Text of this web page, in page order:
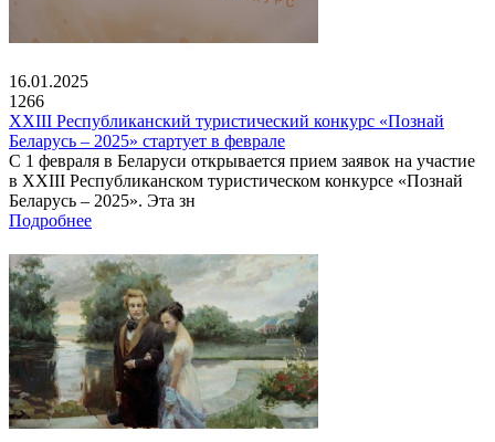
16.01.2025
1266
XXIII Республиканский туристический конкурс «Познай
Беларусь – 2025» стартует в феврале
С 1 февраля в Беларуси открывается прием заявок на участие
в XXIII Республиканском туристическом конкурсе «Познай
Беларусь – 2025». Эта зн
Подробнее